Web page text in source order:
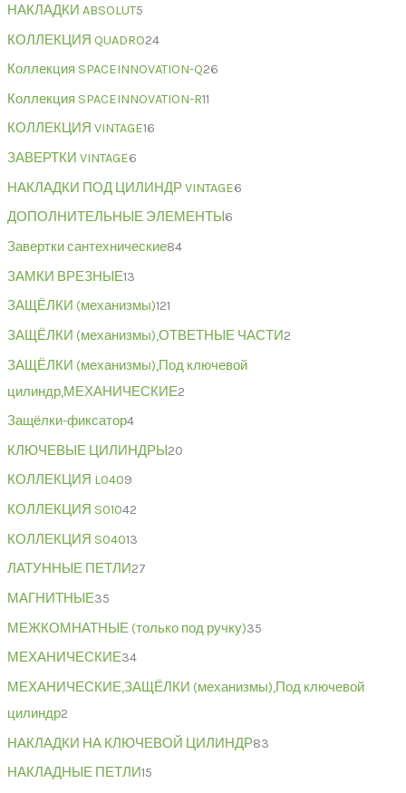
НАКЛАДКИ ABSOLUT5
КОЛЛЕКЦИЯ QUADRO24
Коллекция SPACEINNOVATION-Q26
Коллекция SPACEINNOVATION-R11
КОЛЛЕКЦИЯ VINTAGE16
ЗАВЕРТКИ VINTAGE6
НАКЛАДКИ ПОД ЦИЛИНДР VINTAGE6
ДОПОЛНИТЕЛЬНЫЕ ЭЛЕМЕНТЫ 6
Завертки сантехнические84
ЗАМКИ ВРЕЗНЫЕ13
ЗАЩЁЛКИ (механизмы)121
ЗАЩЁЛКИ (механизмы),ОТВЕТНЫЕ ЧАСТИ2
ЗАЩЁЛКИ (механизмы),Под ключевой
цилиндр,МЕХАНИЧЕСКИЕ2
Защёлки-фиксатор4
КЛЮЧЕВЫЕ ЦИЛИНДРЫ 20
КОЛЛЕКЦИЯ L0409
КОЛЛЕКЦИЯ S01042
КОЛЛЕКЦИЯ S04013
ЛАТУННЫЕ ПЕТЛИ27
МАГНИТНЫЕ35
МЕЖКОМНАТНЫЕ (только под ручку)35
МЕХАНИЧЕСКИЕ34
МЕХАНИЧЕСКИЕ,ЗАЩЁЛКИ (механизмы),Под ключевой
цилиндр2
НАКЛАДКИ НА КЛЮЧЕВОЙ ЦИЛИНДР83
НАКЛАДНЫЕ ПЕТЛИ15